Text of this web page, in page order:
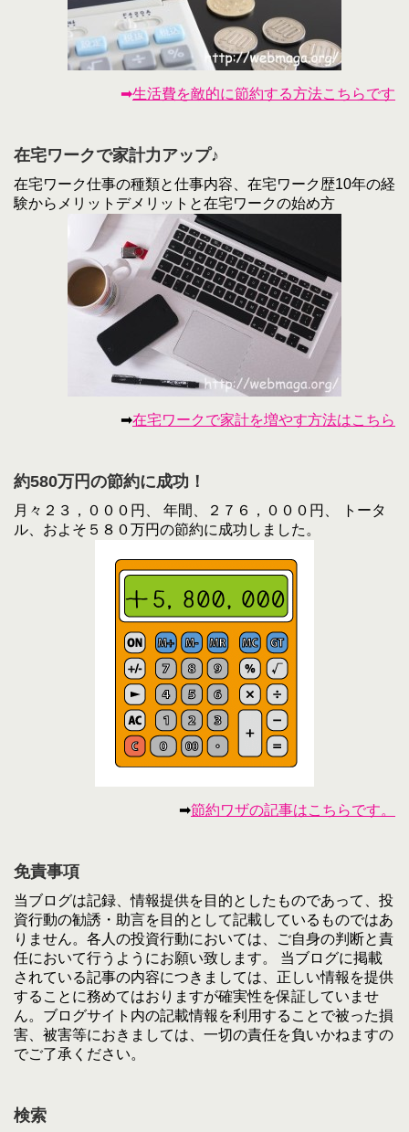
➡生活費を敵的に節約する方法こちらです
在宅ワークで家計力アップ♪
在宅ワーク仕事の種類と仕事内容、在宅ワーク歴10年の経
験からメリットデメリットと在宅ワークの始め方
➡在宅ワークで家計を増やす方法はこちら
約580万円の節約に成功！
月々２３，０００円、 年間、２７６，０００円、 トータ
ル、およそ５８０万円の節約に成功しました。
➡節約ワザの記事はこちらです。
免責事項
当ブログは記録、情報提供を目的としたものであって、投
資行動の勧誘・助言を目的として記載しているものではあ
りません。各人の投資行動においては、ご自身の判断と責
任において行うようにお願い致します。 当ブログに掲載
されている記事の内容につきましては、正しい情報を提供
することに務めてはおりますが確実性を保証していませ
ん。ブログサイト内の記載情報を利用することで被った損
害、被害等におきましては、一切の責任を負いかねますの
でご了承ください。
検索